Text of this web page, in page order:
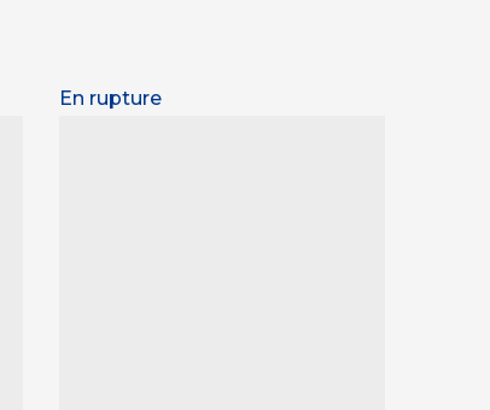
En rupture